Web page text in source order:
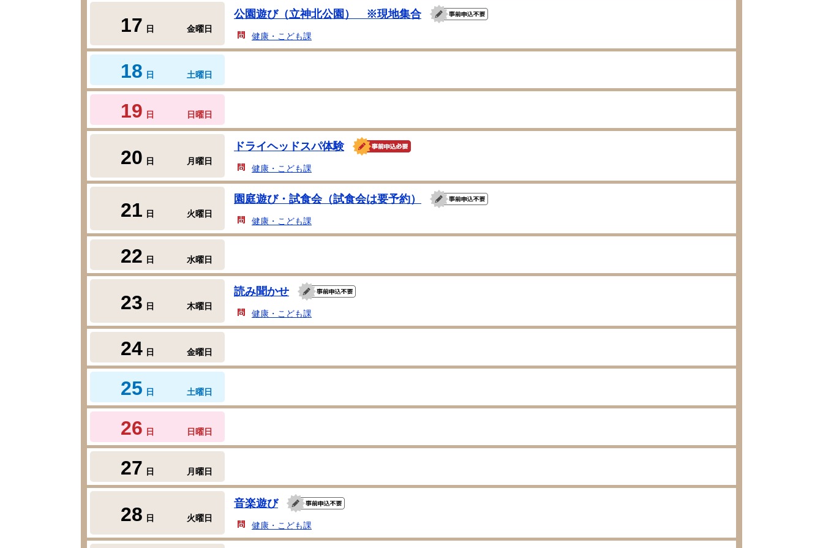
17 日 金曜日
公園遊び（立神北公園） ※現地集合
健康・こども課
18 日 土曜日
19 日 日曜日
20 日 月曜日
ドライヘッドスパ体験
健康・こども課
21 日 火曜日
園庭遊び・試食会（試食会は要予約）
健康・こども課
22 日 水曜日
23 日 木曜日
読み聞かせ
健康・こども課
24 日 金曜日
25 日 土曜日
26 日 日曜日
27 日 月曜日
28 日 火曜日
音楽遊び
健康・こども課